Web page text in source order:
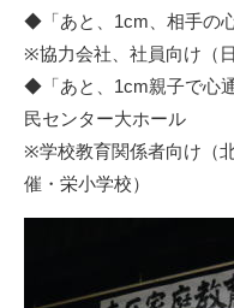
◆「あと、1cm、相手の
※協力会社、社員向け（
◆「あと、1cm親子で心
民センター大ホール
※学校教育関係者向け（
催・ 栄小学校）